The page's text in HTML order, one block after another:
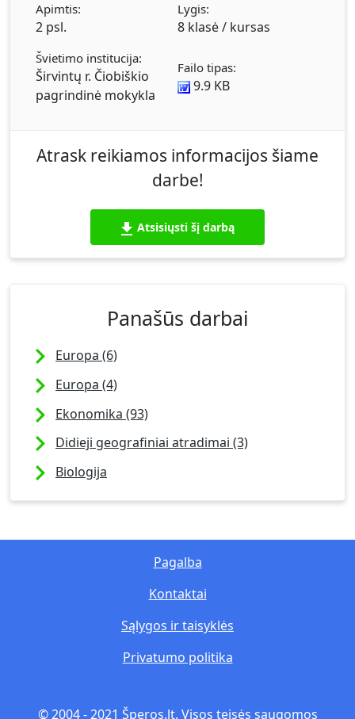
Apimtis:
2 psl.
Lygis:
8 klasė / kursas
Švietimo institucija:
Širvintų r. Čiobiškio
pagrindinė mokykla
Failo tipas:
9.9 KB
Atrask reikiamos informacijos šiame
darbe!
Atsisiųsti šį darbą
Panašūs darbai
Europa (6)
Europa (4)
Ekonomika (93)
Didieji geografiniai atradimai (3)
Biologija
© 2004 - 2021 Šperos.lt. Visos teisės saugomos
Privatumo politika
Sąlygos ir taisyklės
Kontaktai
Pagalba